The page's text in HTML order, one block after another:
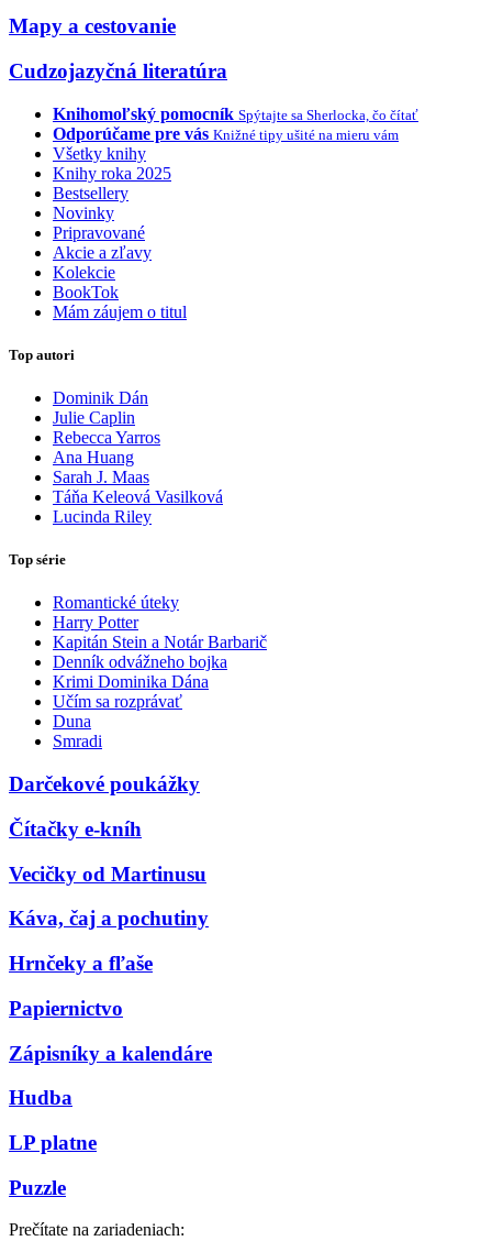
Mapy a cestovanie
Cudzojazyčná literatúra
Knihomoľský pomocník Spýtajte sa Sherlocka, čo čítať
Odporúčame pre vás Knižné tipy ušité na mieru vám
Všetky knihy
Knihy roka 2025
Bestsellery
Novinky
Pripravované
Akcie a zľavy
Kolekcie
BookTok
Mám záujem o titul
Top autori
Dominik Dán
Julie Caplin
Rebecca Yarros
Ana Huang
Sarah J. Maas
Táňa Keleová Vasilková
Lucinda Riley
Top série
Romantické úteky
Harry Potter
Kapitán Stein a Notár Barbarič
Denník odvážneho bojka
Krimi Dominika Dána
Učím sa rozprávať
Duna
Smradi
Darčekové poukážky
Čítačky e-kníh
Vecičky od Martinusu
Káva, čaj a pochutiny
Hrnčeky a fľaše
Papiernictvo
Zápisníky a kalendáre
Hudba
LP platne
Puzzle
Prečítate na zariadeniach: